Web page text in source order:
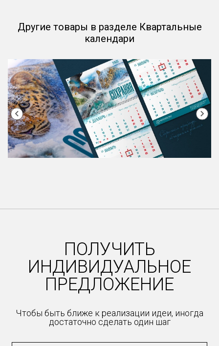
Другие товары в разделе Квартальные
календари
ПОЛУЧИТЬ
ИНДИВИДУАЛЬНОЕ
ПРЕДЛОЖЕНИЕ
Чтобы быть ближе к реализации идеи, иногда
достаточно сделать один шаг